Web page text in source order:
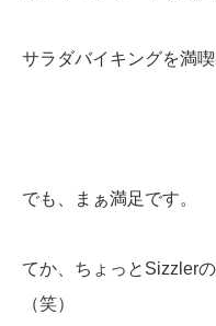
サラダバイキングを満
でも、まぁ満足です。
てか、ちょっとSizzler
（笑）